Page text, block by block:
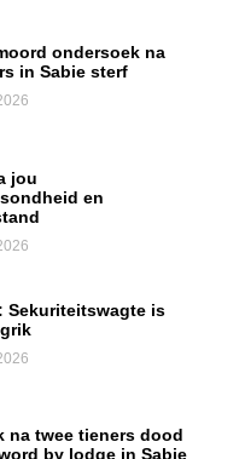
ondersoek na
in Sabie sterf
jou
en
Sekuriteitswagte is
na twee tieners dood
by lodge in Sabie